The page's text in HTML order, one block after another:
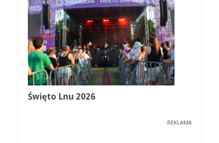
Święto Lnu 2026
REKLAMA